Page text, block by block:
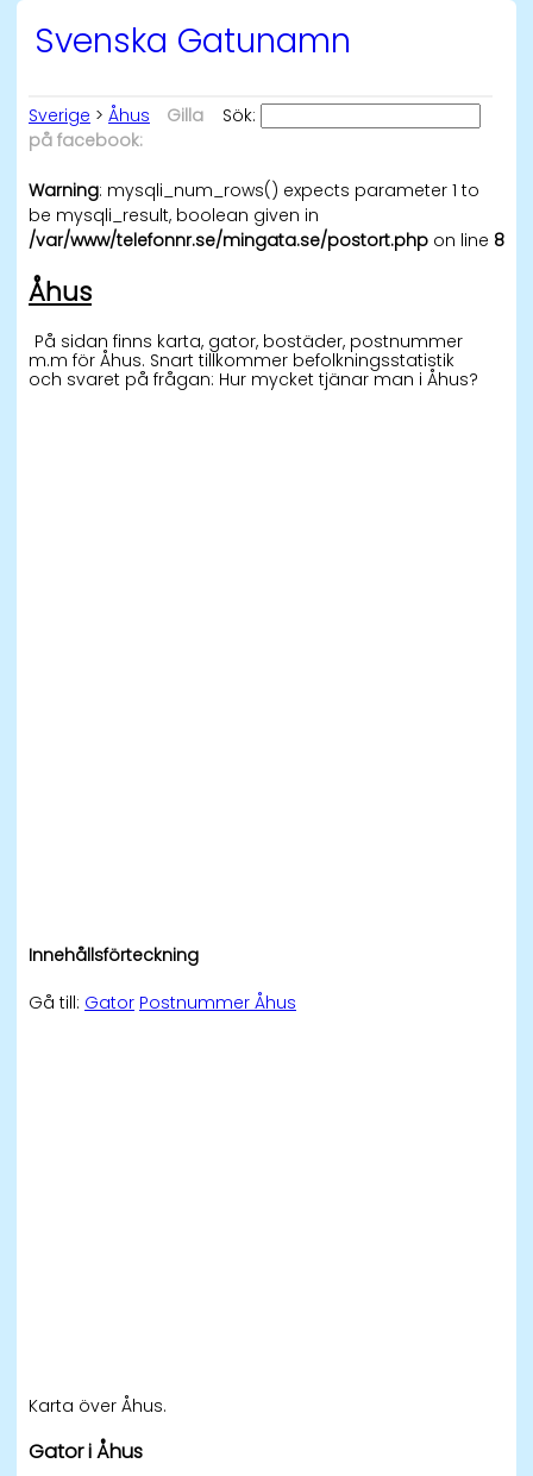
Svenska Gatunamn
Sverige > Åhus Sök:
Gilla
på facebook:
Warning: mysqli_num_rows() expects parameter 1 to
be mysqli_result, boolean given in
/var/www/telefonnr.se/mingata.se/postort.php on line 8
Åhus
På sidan finns karta, gator, bostäder, postnummer
m.m för Åhus. Snart tillkommer befolkningsstatistik
och svaret på frågan: Hur mycket tjänar man i Åhus?
Innehållsförteckning
Gå till: Gator Postnummer Åhus
Karta över Åhus.
Gator i Åhus